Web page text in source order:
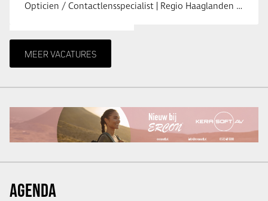
Opticien / Contactlensspecialist | Regio Haaglanden & Rotterdam Saludos uit …
MEER VACATURES
AGENDA